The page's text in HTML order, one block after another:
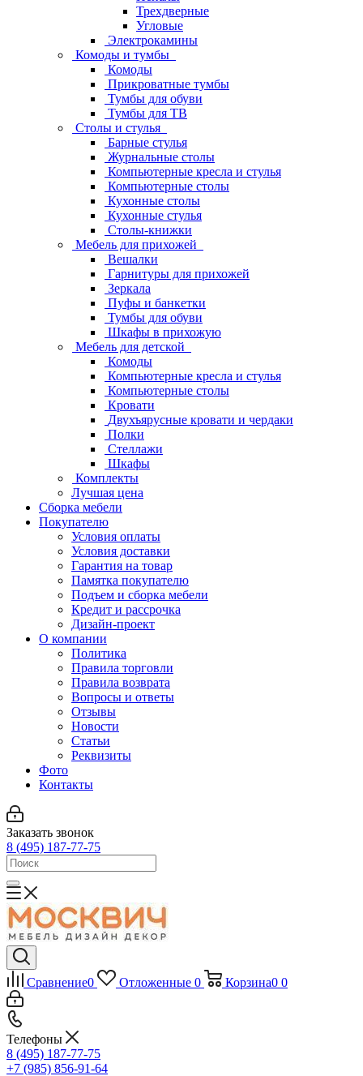
Трехдверные
Угловые
Электрокамины
Комоды и тумбы
Комоды
Прикроватные тумбы
Тумбы для обуви
Тумбы для ТВ
Столы и стулья
Барные стулья
Журнальные столы
Компьютерные кресла и стулья
Компьютерные столы
Кухонные столы
Кухонные стулья
Столы-книжки
Мебель для прихожей
Вешалки
Гарнитуры для прихожей
Зеркала
Пуфы и банкетки
Тумбы для обуви
Шкафы в прихожую
Мебель для детской
Комоды
Компьютерные кресла и стулья
Компьютерные столы
Кровати
Двухъярусные кровати и чердаки
Полки
Стеллажи
Шкафы
Комплекты
Лучшая цена
Сборка мебели
Покупателю
Условия оплаты
Условия доставки
Гарантия на товар
Памятка покупателю
Подъем и сборка мебели
Кредит и рассрочка
Дизайн-проект
О компании
Политика
Правила торговли
Правила возврата
Вопросы и ответы
Отзывы
Новости
Статьи
Реквизиты
Фото
Контакты
Заказать звонок
8 (495) 187-77-75
Сравнение0 Отложенные 0 Корзина0 0
Телефоны
8 (495) 187-77-75
+7 (985) 856-91-64